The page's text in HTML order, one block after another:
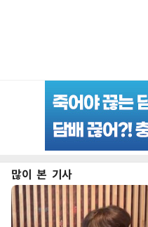
많이 본 기사